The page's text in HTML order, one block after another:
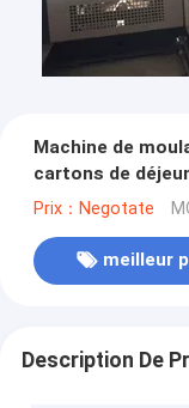
Machine de
cartons de
rendement élevé
Prix：Negotate
meilleur
Description De